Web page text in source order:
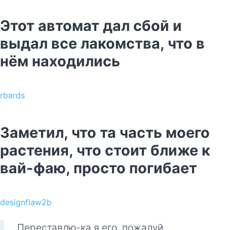
Этот автомат дал сбой и
выдал все лакомства, что в
нём находились
rbards
Заметил, что та часть моего
растения, что стоит ближе к
вай-фаю, просто погибает
designflaw2b
Переставлю-ка я его, пожалуй.